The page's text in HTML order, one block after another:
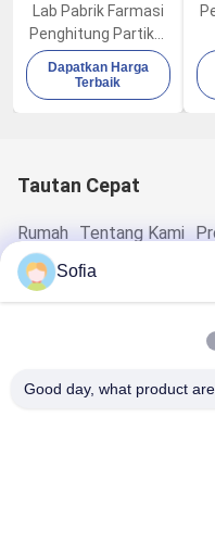
Lab Pabrik Farmasi
Penghitung Partikel
Kualitas Udara
100LPM 80W
Dapatkan Harga
Terbaik
Tautan Cepat
Rumah Tentang Kami
Hubungi Kami
Jalan Weixin No.2,
Sofia
Good day, what product